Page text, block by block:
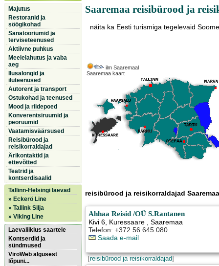
Majutus
Restoranid ja
söögikohad
Sanatooriumid ja
terviseteenused
Aktiivne puhkus
Meelelahutus ja vaba
aeg
Ilusalongid ja
iluteenused
Autorent ja transport
Ostukohad ja teenused
Mood ja riidepoed
Konverentsiruumid ja
peoruumid
Vaatamisväärsused
Reisibürood ja
reisikorraldajad
Ärikontaktid ja
ettevõtted
Teatrid ja
kontserdisaalid
Tallinn-Helsingi laevad
» Eckerö Line
» Tallink Silja
» Viking Line
Laevaliiklus saartele
Kontserdid ja
sündmused
ViroWeb algusest
lõpuni...
Saaremaa reisibürood ja
näita ka Eesti turismiga tegelevaid
ilm Saaremaal
Saaremaa kaart
reisibürood ja reisikorraldajad
Ahhaa Reisid /OÜ S.Rantanen
Kivi 6, Kuressaare , Saaremaa
Telefon: +372 56 645 080
Saada e-mail
[reisibürood ja reisikorraldajad]